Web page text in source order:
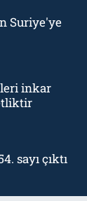
Suriye'ye
inkar
sayı çıktı